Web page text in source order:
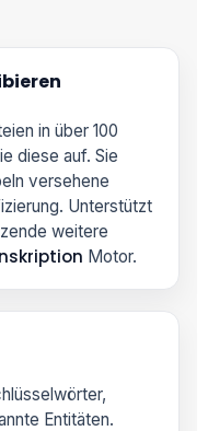
in über 100
diese auf. Sie
versehene
Unterstützt
weitere
Motor.
Entitäten.